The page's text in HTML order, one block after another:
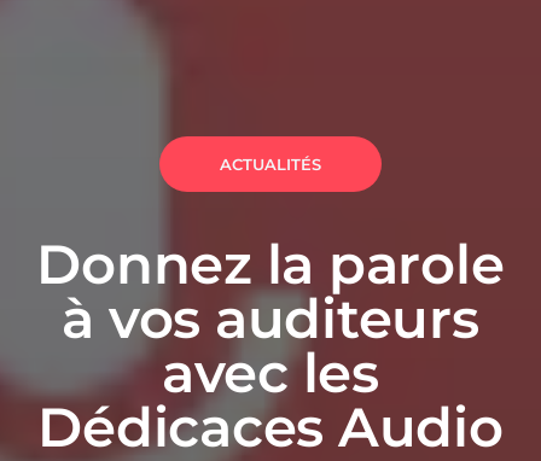
ACTUALITÉS
Donnez la parole
à vos auditeurs
avec les
Dédicaces Audio